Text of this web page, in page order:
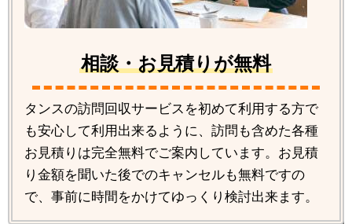
相談・お見積りが無料
タンスの訪問回収サービスを初めて利用する方で
も安心して利用出来るように、訪問も含めた各種
お見積りは完全無料でご案内しています。お見積
り金額を聞いた後でのキャンセルも無料ですの
で、事前に時間をかけてゆっくり検討出来ます。